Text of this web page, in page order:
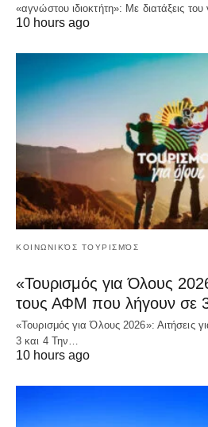
«αγνώστου ιδιοκτήτη»: Με διατάξεις
10 hours ago
ΚΟΙΝΩΝΙΚΌΣ ΤΟΥΡΙΣΜΌΣ
«Τουρισμός για Όλους
τους ΑΦΜ που λήγουν σε
«Τουρισμός για Όλους 2026»: Αιτήσεις
3 και 4 Την…
10 hours ago